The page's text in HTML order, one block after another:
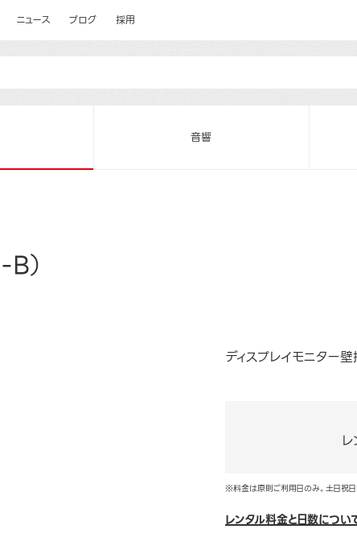
ニュース ブログ 採用
音響
）
ディスプレイモニター
※料金は原則ご利用日のみ。土日祝
レンタル料金と日数につい